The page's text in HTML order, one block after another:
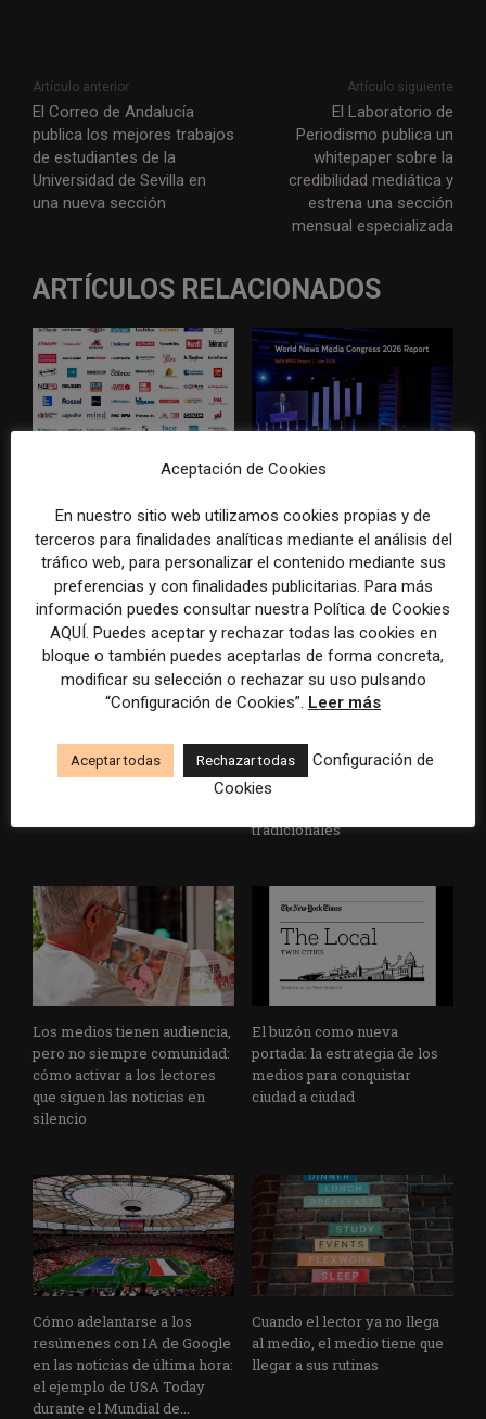
Artículo anterior
El Correo de Andalucía
publica los mejores trabajos
de estudiantes de la
Universidad de Sevilla en
una nueva sección
Artículo siguiente
El Laboratorio de
Periodismo publica un
whitepaper sobre la
credibilidad mediática y
estrena una sección
mensual especializada
ARTÍCULOS RELACIONADOS
no es la falta de
herramientas, sino su
desconexión
WAN-IFRA reúne las
medios ante la IA, la pérdida
de ingresos y los cambios de
consumo
Veinte ejemplos de uso de la
IA en redacciones, productos
La bolsa ha borrado hasta el
98% del valor de algunos
tradicionales
Los medios tienen audiencia,
pero no siempre comunidad:
cómo activar a los lectores
que siguen las noticias en
silencio
El buzón como nueva
portada: la estrategia de los
medios para conquistar
ciudad a ciudad
Cómo adelantarse a los
resúmenes con IA de Google
en las noticias de última hora:
el ejemplo de USA Today
durante el Mundial de...
Cuando el lector ya no llega
al medio, el medio tiene que
llegar a sus rutinas
Aceptación de Cookies
En nuestro sitio web utilizamos cookies propias y de
terceros para finalidades analíticas mediante el análisis del
tráfico web, para personalizar el contenido mediante sus
preferencias y con finalidades publicitarias. Para más
información puedes consultar nuestra Política de Cookies
AQUÍ. Puedes aceptar y rechazar todas las cookies en
bloque o también puedes aceptarlas de forma concreta,
modificar su selección o rechazar su uso pulsando
“Configuración de Cookies”. Leer más
Aceptar todas Rechazar todas
Configuración de
Cookies